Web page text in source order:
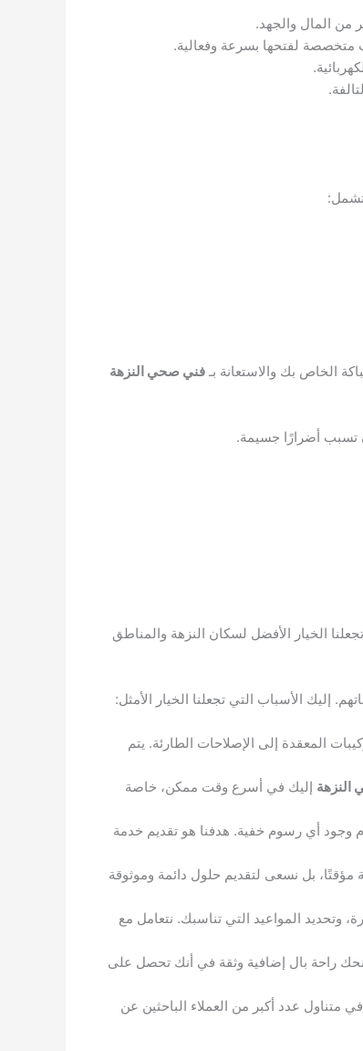
من المال والجهد.
متخصصة لفتحها بسرعة وفعالية.
تشمل:
الخاص بك والاستعانة بـ فني صحي النزهة
تسبب أضرارًا جسيمة.
الخيار الأفضل لسكان النزهة والمناطق
إليك الأسباب التي تجعلنا الخيار الأمثل:
المعقدة إلى الإصلاحات الطارئة. يتم
إليك في أسرع وقت ممكن، خاصة
وجود أي رسوم خفية. هدفنا هو تقديم خدمة
بل نسعى لتقديم حلول دائمة وموثوقة
وتحديد المواعيد التي تناسبك. نتعامل مع
راحة بال إضافية وثقة في أنك تحصل على
متناول عدد أكبر من العملاء الباحثين عن